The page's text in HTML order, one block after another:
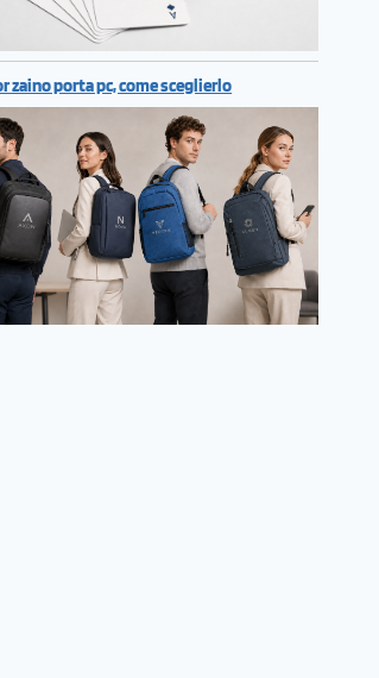
zaino porta pc, come sceglierlo